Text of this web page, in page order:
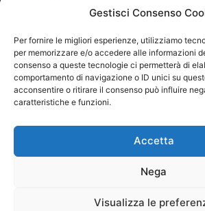
Gestisci Consenso
Per fornire le migliori esperienze, utilizziamo
per memorizzare e/o accedere alle informazioni
consenso a queste tecnologie ci permetterà di
comportamento di navigazione o ID unici su
acconsentire o ritirare il consenso può influire
caratteristiche e funzioni.
Accetta
Nega
Visualizza le
Via Principe Di Udine 144
clienti@officinefvg.it
info@officinefvg.it
posta@officinefvgpec.It
ORARI
Sabato: 8:00 – 12:00